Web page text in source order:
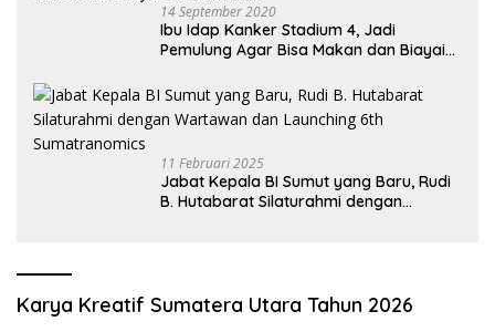
14 September 2020
Ibu Idap Kanker Stadium 4, Jadi
Pemulung Agar Bisa Makan dan Biayai
11 Februari 2025
Jabat Kepala BI Sumut yang Baru, Rudi
B. Hutabarat Silaturahmi dengan
Karya Kreatif Sumatera Utara Tahun 2026